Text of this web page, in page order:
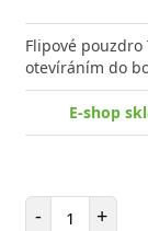
Flipové pouzdro
otevíráním do
E-shop
- Počet
+